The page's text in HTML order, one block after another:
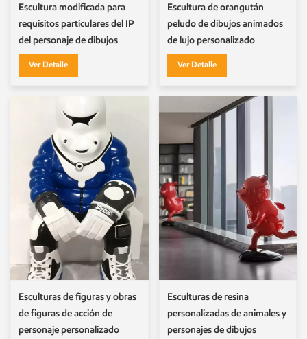
Escultura modificada para
requisitos particulares del IP
del personaje de dibujos
animados Escultura de
Ver Detalle
Escultura de orangután
peludo de dibujos animados
de lujo personalizado
Ver Detalle
Esculturas de figuras y obras
de figuras de acción de
personaje personalizado
Esculturas de resina
personalizadas de animales y
personajes de dibujos